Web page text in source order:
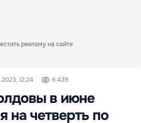
рекламу на сайте
12:24 6 439
в июне
на четверть по